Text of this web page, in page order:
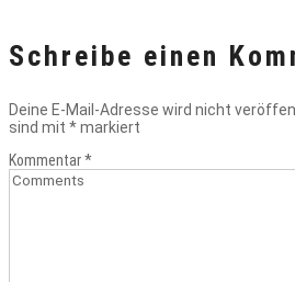
Schreibe einen
Deine E-Mail-Adresse wird nicht
sind mit *markiert
Kommentar*